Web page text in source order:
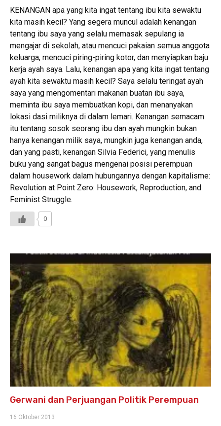
KENANGAN apa yang kita ingat tentang ibu kita sewaktu
kita masih kecil? Yang segera muncul adalah kenangan
tentang ibu saya yang selalu memasak sepulang ia
mengajar di sekolah, atau mencuci pakaian semua anggota
keluarga, mencuci piring-piring kotor, dan menyiapkan baju
kerja ayah saya. Lalu, kenangan apa yang kita ingat tentang
ayah kita sewaktu masih kecil? Saya selalu teringat ayah
saya yang mengomentari makanan buatan ibu saya,
meminta ibu saya membuatkan kopi, dan menanyakan
lokasi dasi miliknya di dalam lemari. Kenangan semacam
itu tentang sosok seorang ibu dan ayah mungkin bukan
hanya kenangan milik saya, mungkin juga kenangan anda,
dan yang pasti, kenangan Silvia Federici, yang menulis
buku yang sangat bagus mengenai posisi perempuan
dalam housework dalam hubungannya dengan kapitalisme:
Revolution at Point Zero: Housework, Reproduction, and
Feminist Struggle.
0
Gerwani dan Perjuangan Politik Perempuan
16 Oktober 2013